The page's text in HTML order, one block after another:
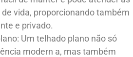
vida, proporcionando também
e privado.
Um telhado plano não só
modern a, mas também